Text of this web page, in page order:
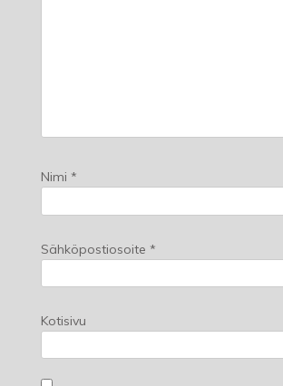
Nimi *
Sähköpostiosoite *
Kotisivu